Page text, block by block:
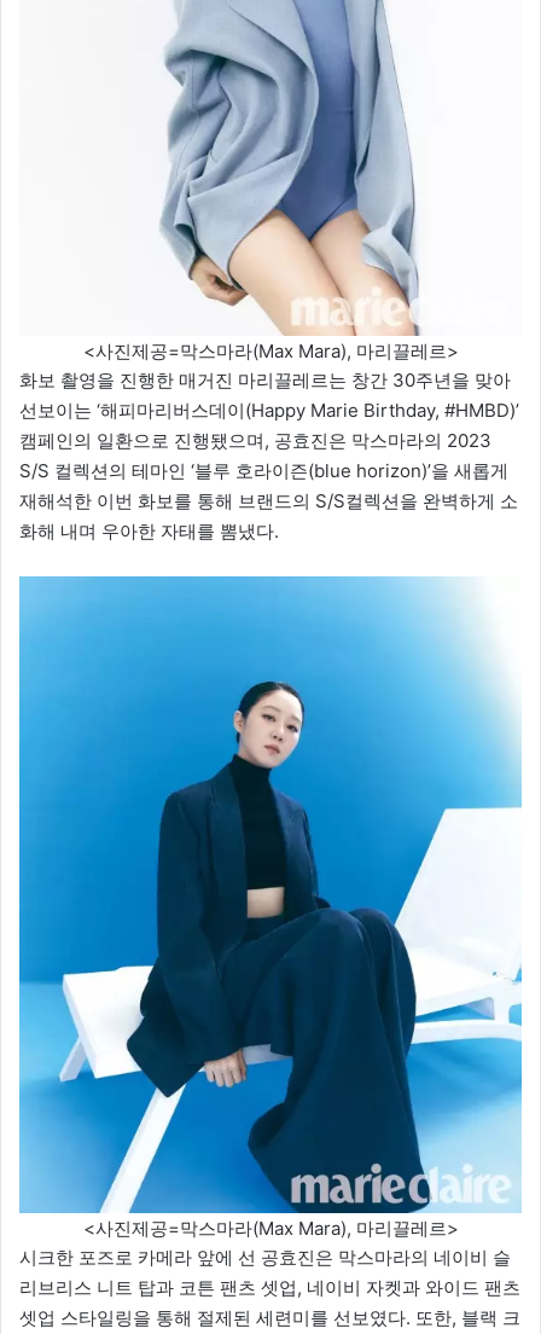
<사진제공=막스마라(Max Mara), 마리끌레르>
화보 촬영을 진행한 매거진 마리끌레르는 창간 30주년을 맞아
선보이는 ‘해피마리버스데이(Happy Marie Birthday, #HMBD)’
캠페인의 일환으로 진행됐으며, 공효진은 막스마라의 2023
S/S 컬렉션의 테마인 ‘블루 호라이즌(blue horizon)’을 새롭게
재해석한 이번 화보를 통해 브랜드의 S/S컬렉션을 완벽하게 소
화해 내며 우아한 자태를 뽐냈다.
<사진제공=막스마라(Max Mara), 마리끌레르>
시크한 포즈로 카메라 앞에 선 공효진은 막스마라의 네이비 슬
리브리스 니트 탑과 코튼 팬츠 셋업, 네이비 자켓과 와이드 팬츠
셋업 스타일링을 통해 절제된 세련미를 선보였다. 또한, 블랙 크